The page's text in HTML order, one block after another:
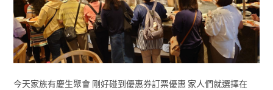
今天家族有慶生聚會 剛好碰到優惠券訂票優惠 家人們就選擇在